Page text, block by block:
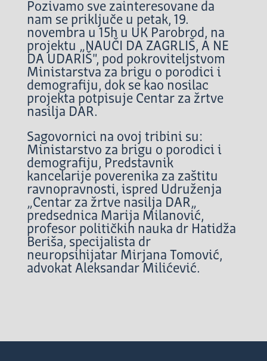
Pozivamo sve zainteresovane da
nam se priključe u petak, 19.
novembra u 15h u UK Parobrod, na
projektu „NAUČI DA ZAGRLIŠ, A NE
DA UDARIŠ", pod pokroviteljstvom
Ministarstva za brigu o porodici i
demografiju, dok se kao nosilac
projekta potpisuje Centar za žrtve
nasilja DAR.
Sagovornici na ovoj tribini su:
Ministarstvo za brigu o porodici i
demografiju, Predstavnik
kancelarije poverenika za zaštitu
ravnopravnosti, ispred Udruženja
„Centar za žrtve nasilja DAR„
predsednica Marija Milanović,
profesor političkih nauka dr Hatidža
Beriša, specijalista dr
neuropsihijatar Mirjana Tomović,
advokat Aleksandar Milićević.